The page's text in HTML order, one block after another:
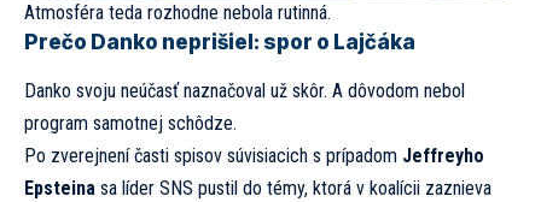
Atmosféra teda rozhodne nebola rutinná.
Prečo Danko neprišiel: spor o Lajčáka
Danko svoju neúčasť naznačoval už skôr. A dôvodom nebol
program samotnej schôdze.
Po zverejnení časti spisov súvisiacich s prípadom Jeffreyho
Epsteina sa líder SNS pustil do témy, ktorá v koalícii zaznieva